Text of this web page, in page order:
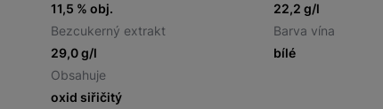
11,5 % obj.
22,2 g/l
Bezcukerný extrakt
29,0 g/l
Barva vína
bílé
Obsahuje
oxid siřičitý